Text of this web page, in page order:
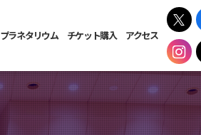
プラネタリウム チケット購入 アクセス